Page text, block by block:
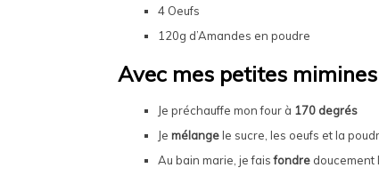
4 Oeufs
120g d’Amandes en poudre
Avec mes petites
Je préchauffe mon four à 170 degrés
Je mélangele sucre, les oeufs et la
Au bain marie, je faisfondre doucement